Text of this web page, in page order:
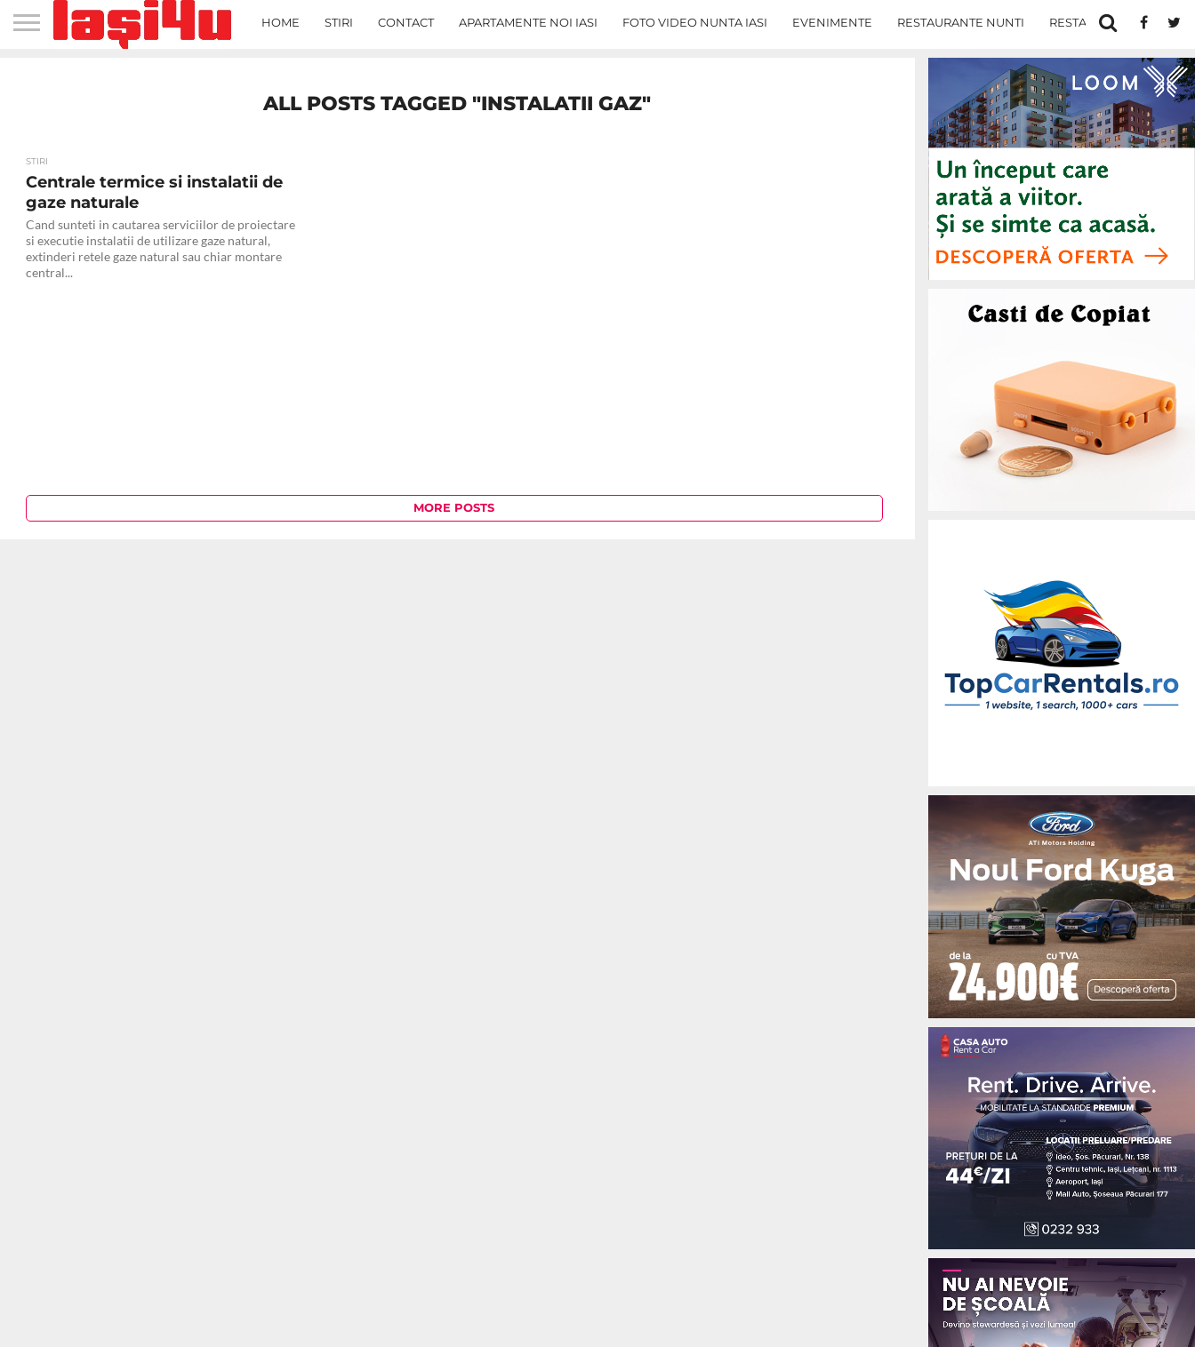
HOME STIRI CONTACT APARTAMENTE NOI IASI FOTO VIDEO NUNTA IASI EVENIMENTE RESTAURANTE NUNTI RESTAURANTE IN IASI
ALL POSTS TAGGED "INSTALATII GAZ"
STIRI
Centrale termice si instalatii de
gaze naturale
Cand sunteti in cautarea serviciilor de proiectare
si executie instalatii de utilizare gaze natural,
extinderi retele gaze natural sau chiar montare
central...
MORE POSTS